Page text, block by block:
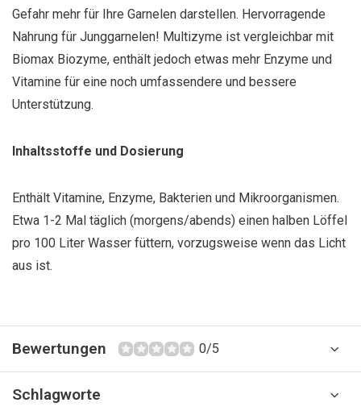
Gefahr mehr für Ihre Garnelen darstellen. Hervorragende
Nahrung für Junggarnelen! Multizyme ist vergleichbar mit
Biomax Biozyme, enthält jedoch etwas mehr Enzyme und
Vitamine für eine noch umfassendere und bessere
Unterstützung.
Inhaltsstoffe und Dosierung
Enthält Vitamine, Enzyme, Bakterien und Mikroorganismen.
Etwa 1-2 Mal täglich (morgens/abends) einen halben Löffel
pro 100 Liter Wasser füttern, vorzugsweise wenn das Licht
aus ist.
Bewertungen 0/5
Schlagworte